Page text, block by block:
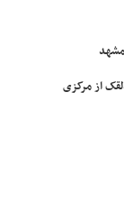
از مرکزی